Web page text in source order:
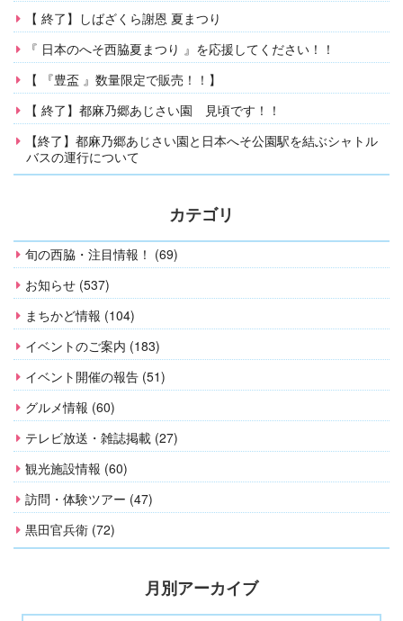
【 終了】しばざくら謝恩 夏まつり
『 日本のへそ西脇夏まつり 』を応援してください！！
【 『豊盃 』数量限定で販売！！】
【 終了】都麻乃郷あじさい園 見頃です！！
【終了】都麻乃郷あじさい園と日本へそ公園駅を結ぶシャトル
バスの運行について
カテゴリ
旬の西脇・注目情報！ (69)
お知らせ (537)
まちかど情報 (104)
イベントのご案内 (183)
イベント開催の報告 (51)
グルメ情報 (60)
テレビ放送・雑誌掲載 (27)
観光施設情報 (60)
訪問・体験ツアー (47)
黒田官兵衛 (72)
月別アーカイブ